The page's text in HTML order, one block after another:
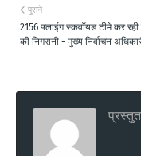
पुराने
2156 फ्लाइंग स्कवॉयड टीमे कर रही
की निगरानी - मुख्य निर्वाचन